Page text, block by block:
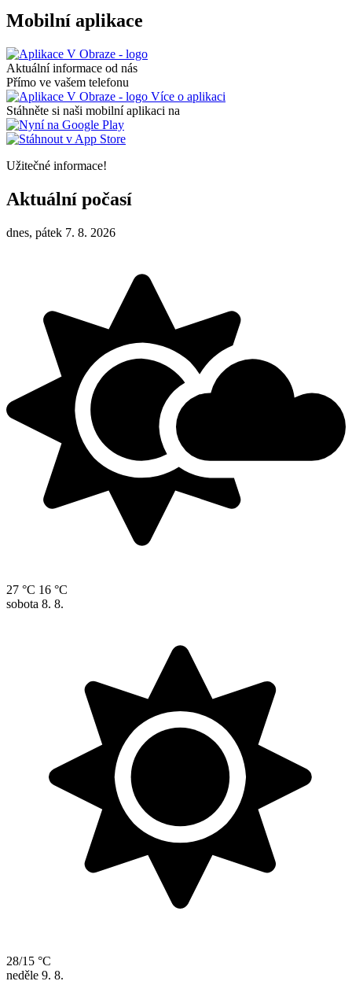
Mobilní aplikace
Aktuální informace od nás
Přímo ve vašem telefonu
Více o aplikaci
Stáhněte si naši mobilní aplikaci na
Užitečné informace!
Aktuální počasí
dnes, pátek 7. 8. 2026
27 °C 16 °C
sobota 8. 8.
28/15 °C
neděle 9. 8.